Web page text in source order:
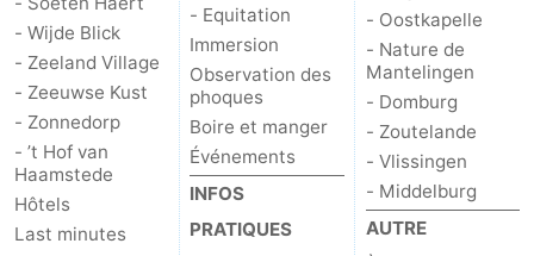
Musées
Monuments
Églises
-
Moulins
-
Points
Attractions
- Wijde Blick
- Zeeland Village
- Zeeuwse Kust
- Zonnedorp
- ’t Hof van
Haamstede
Hôtels
Last minutes
- Equitation
Immersion
Observation des
phoques
Boire et manger
Événements
INFOS
PRATIQUES
- Oostkapelle
- Nature de
Mantelingen
- Domburg
- Zoutelande
- Vlissingen
- Middelburg
AUTRE